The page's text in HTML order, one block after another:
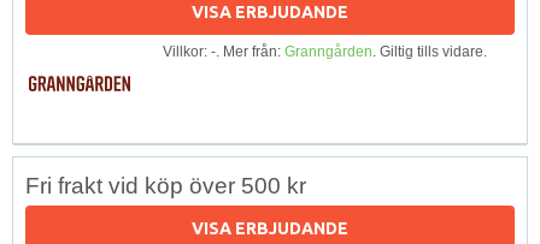
VISA ERBJUDANDE
Villkor: -. Mer från: Granngården. Giltig tills vidare.
Fri frakt vid köp över 500 kr
VISA ERBJUDANDE